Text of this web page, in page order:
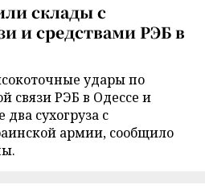
склады с
и средствами РЭБ в
удары по
связи РЭБ в Одессе и
сухогруза с
армии, сообщило